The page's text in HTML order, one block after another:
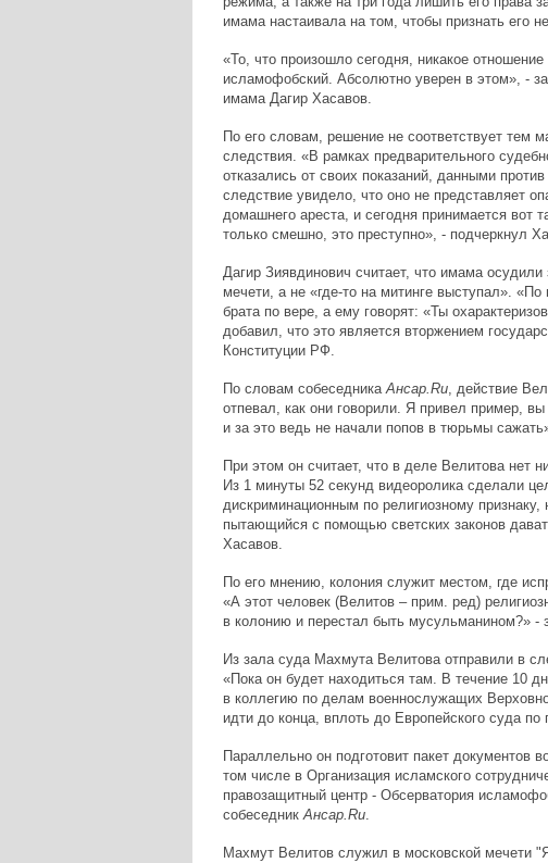
имама настаивала на том, чтобы признать его
«То, что произошло сегодня, никакое
исламофобский. Абсолютно уверен в этом», -
имама Дагир Хасавов.
По его словам, решение не соответствует тем
следствия. «В рамках предварительного
отказались от своих показаний, данными
следствие увидело, что оно не представляет
домашнего ареста, и сегодня принимается вот
только смешно, это преступно», - подчеркнул
Дагир Зиявдинович считает, что имама
мечети, а не «где-то на митинге выступал». «По
брата по вере, а ему говорят: «Ты
добавил, что это является вторжением
Конституции РФ.
По словам собеседникаАнсар.Ru, действие
отпевал, как они говорили. Я привел пример,
и за это ведь не начали попов в тюрьмы
При этом он считает, что в деле Велитова нет
Из 1 минуты 52 секунд видеоролика сделали
дискриминационным по религиозному
пытающийся с помощью светских законов
Хасавов.
По его мнению, колония служит местом, где
«А этот человек (Велитов – прим. ред)
в колонию и перестал быть мусульманином?» -
Из зала суда Махмута Велитова отправили в
«Пока он будет находиться там. В течение 10
в коллегию по делам военнослужащих
идти до конца, вплоть до Европейского суда по
Параллельно он подготовит пакет документов
том числе в Организация исламского
правозащитный центр - Обсерватория
собеседникАнсар.Ru.
Махмут Велитов служил в московской мечети